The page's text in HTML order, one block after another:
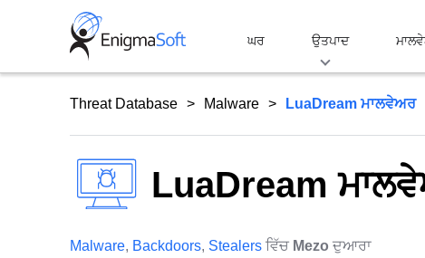
ਘਰ ਉਤਪਾਦ
Threat Database Malware LuaDream ਮਾਲਵੇਅਰ
LuaDream
Malware, Backdoors, Stealers ਵਿੱਚ Mezo ਦੁਆਰਾ